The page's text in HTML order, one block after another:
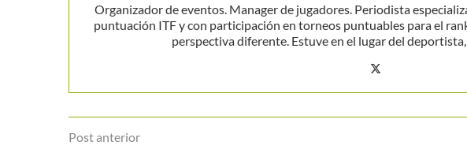
Organizador de eventos. Manager de jugadores. Periodista
puntuación ITF y con participación en torneos puntuables para el
perspectiva diferente. Estuve en el lugar del
Post anterior